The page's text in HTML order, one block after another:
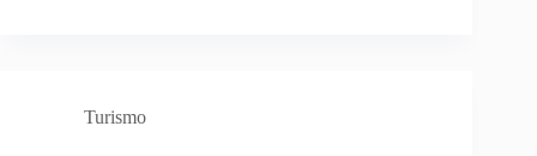
Turismo